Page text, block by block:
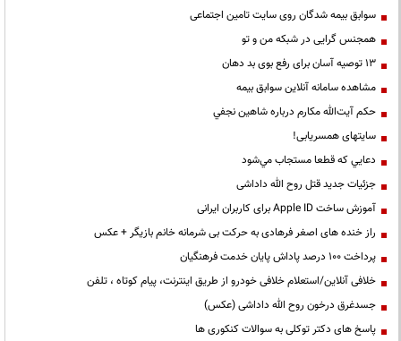
سوابق بیمه شدگان روی سایت تامین اجتماعی
همجنس گرایی در شبکه من و تو
13 توصیه آسان برای رفع بوی بد دهان
مشاهده سامانه آنلاين سوابق بیمه
حكم آيت‌الله مكارم درباره شاهين نجفي
سایتهای همسریابی!
دعايي كه قطعا مستجاب مي‌شود
جزئیات جدید قتل روح الله داداشی
آموزش ساخت Apple ID برای کاربران ایرانی
راز خنده های اصغر فرهادی به حرکت بی شرمانه خانم بازیگر + عکس
پرداخت ۱۰۰ درصد پاداش پایان خدمت فرهنگیان
خلافی آنلاین/استعلام خلافی خودرو از طریق اینترنت، پیام کوتاه ، تلفن
جسدغرق درخون روح الله داداشی (عکس)
پاسخ های دکتر توکلی به سوالات کنکوری ها